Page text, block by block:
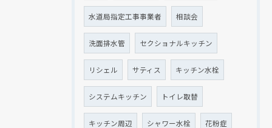
水道局指定工事事業者 相談会
洗面排水管 セクショナルキッチン
リシェル サティス キッチン水栓
システムキッチン トイレ取替
キッチン周辺 シャワー水栓 花粉症